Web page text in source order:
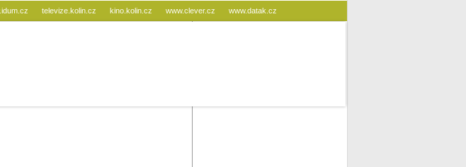
televize.kolin.cz kino.kolin.cz www.clever.cz www.datak.cz